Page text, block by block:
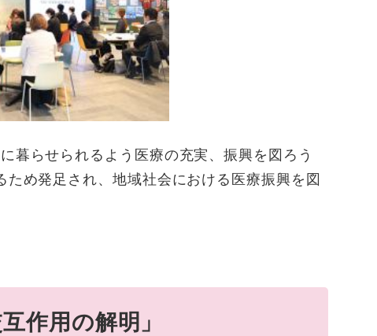
暮らせられるよう医療の充実、振興を図ろう
め発足され、地域社会における医療振興を図
互作用の解明」